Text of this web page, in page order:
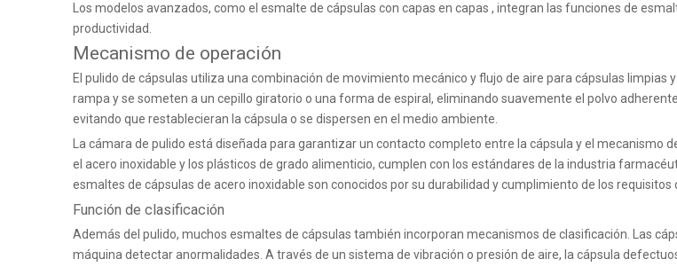
Los modelos avanzados, como el esmalte de cápsulas con capas en capas , integran las funciones de
productividad.
Mecanismo de operación
El pulido de cápsulas utiliza una combinación de movimiento mecánico y flujo de aire para cápsulas
rampa y se someten a un cepillo giratorio o una forma de espiral, eliminando suavemente el polvo
evitando que restablecieran la cápsula o se dispersen en el medio ambiente.
La cámara de pulido está diseñada para garantizar un contacto completo entre la cápsula y el mecanismo
el acero inoxidable y los plásticos de grado alimenticio, cumplen con los estándares de la industria
esmaltes de cápsulas de acero inoxidable son conocidos por su durabilidad y cumplimiento de los requisitos
Función de clasificación
Además del pulido, muchos esmaltes de cápsulas también incorporan mecanismos de clasificación. Las
máquina detectar anormalidades. A través de un sistema de vibración o presión de aire, la cápsula